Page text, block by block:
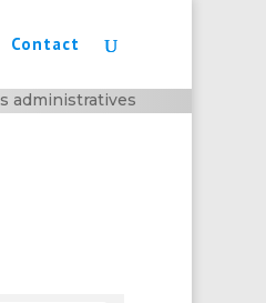
Contact
administratives